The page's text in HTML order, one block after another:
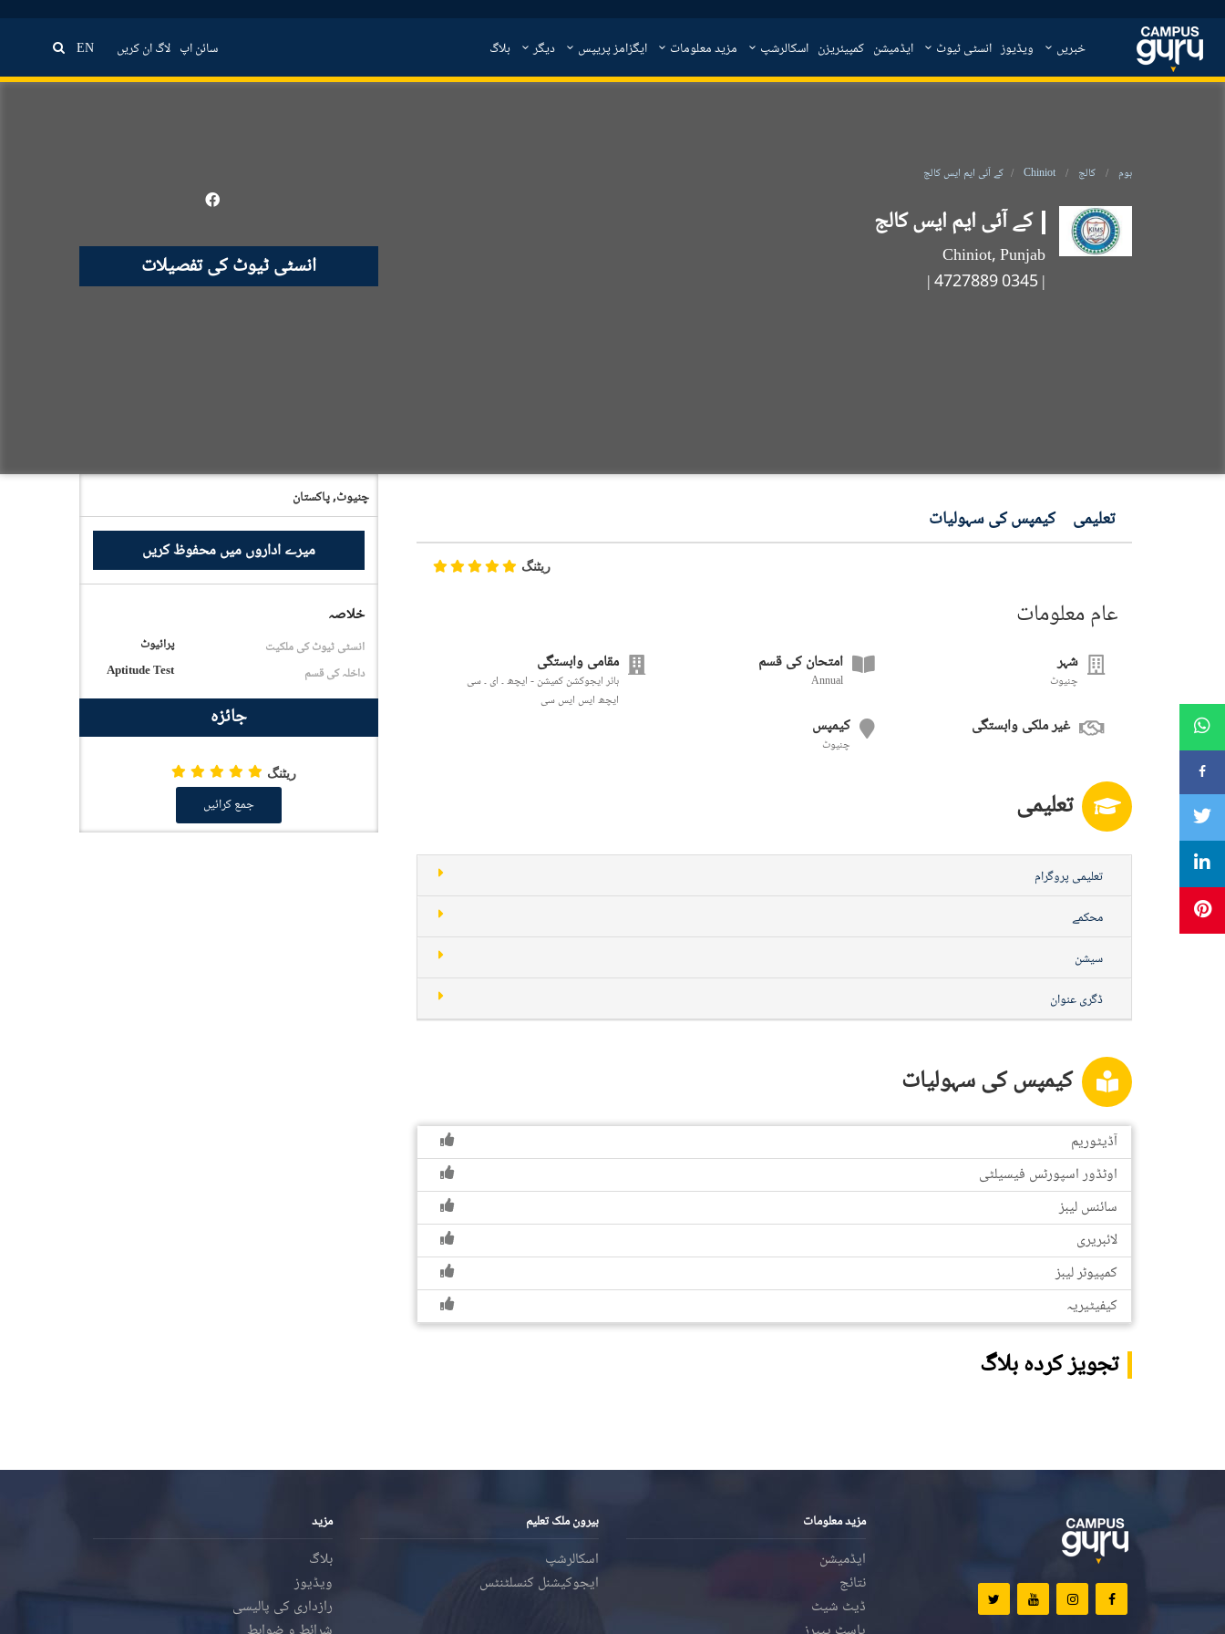
خبریں ویڈیوز انسٹی ٹیوٹ ایڈمیشن کمپیئریزن اسکالرشپ مزید معلومات ایگزامز پریپس دیگر بلاگ سائن اپ لاگ ان کریں EN
ہوم کالج Chiniot کے آئی ایم ایس کالج
کے آئی ایم ایس کالج
Chiniot, Punjab
| 0345 4727889
|
تعلیمی کیمپس کی سہولیات
ریٹنگ
عام معلومات
شہر
چنیوٹ
امتحان کی قسم
Annual
مقامی وابستگی
ہائر ایجوکشن کمیشن - ایچھ ۔ ای ۔ سی
ایچھ ایس ایس سی
غیر ملکی وابستگی کیمپس
چنیوٹ
تعلیمی
تعلیمی پروگرام
محکمے
سیشن
ڈگری عنوان
کیمپس کی سہولیات
آڈیٹوریم
اوٹڈور اسپورٹس فیسیلٹی
سائنس لیبز
لائبریری
کمپیوٹر لیبز
کیفیٹیریہ
انسٹی ٹیوٹ کی تفصیلات
چنیوٹ,پاکستان
میرے اداروں میں محفوظ کریں
خلاصہ
انسٹی ٹیوٹ کی ملکیت
پرائیوٹ
داخلہ کی قسم
Aptitude Test
جائزہ
ریٹنگ
جمع کرائیں
تجویز کردہ بلاگ
مزید معلومات
ایڈمیشن
نتائج
ڈیٹ شیٹ
بیرون ملک تعلیم
اسکالرشپ
ایجوکیشنل کنسلٹنٹس
مزید
بلاگ
ویڈیوز
رازداری کی پالیسی